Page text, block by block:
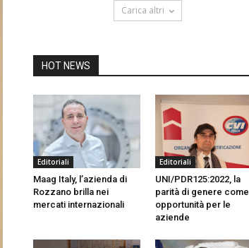
Carica altri
HOT NEWS
Editoriali
Maag Italy, l’azienda di
Rozzano brilla nei
mercati internazionali
Editoriali
UNI/PDR125:2022, la
parità di genere come
opportunità per le
aziende